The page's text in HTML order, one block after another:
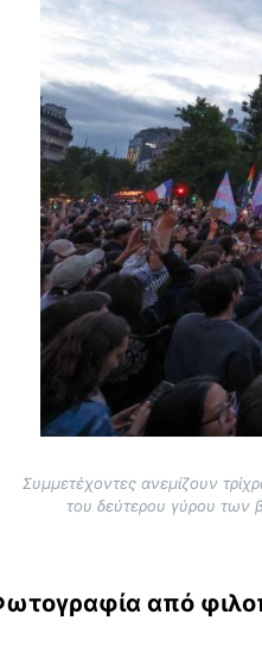
Συμμετέχοντες ανεμίζουν
του δεύτερου γύρου των
από